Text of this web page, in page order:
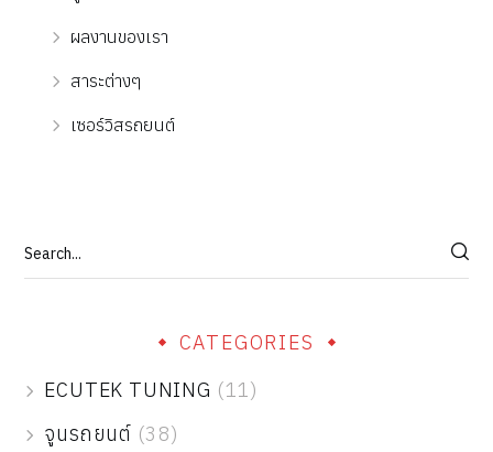
ผลงานของเรา
สาระต่างๆ
เซอร์วิสรถยนต์
CATEGORIES
ECUTEK TUNING (11)
จูนรถยนต์ (38)